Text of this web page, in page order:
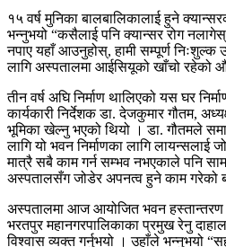
१५ वर्ष मुनिका बालबालिकालाई हुने
भन्नुभयो “कसैलाई पनि क्यान्सर रोग
नपाए यहाँ आउनुहोस्, हामी सम्पूर्ण निःशुल्क
लागि अस्पतालमा आईसियूको खाँचो रहेको
तीन वर्ष अघि निर्माण थालिएको यस घर
कार्यकारी निर्देशक डा. देजकुमार गौतम,
भूमिका खेल्नु भएको थियो । डा. गौतमले
लागि यो भवन निर्माणका लागि
मात्रै सबै काम गर्न सम्भव नभएकाले पनि
अस्पतालसँग जोडेर अपनत्व हुने काम गरेको
अस्पतालमा आज आयोजित भवन हस्तान्तरण
भरतपुर महानगरपालिकाका प्रमुख रेनु
विश्वास व्यक्त गर्नुभयो । उहाँले भन्नुभयो